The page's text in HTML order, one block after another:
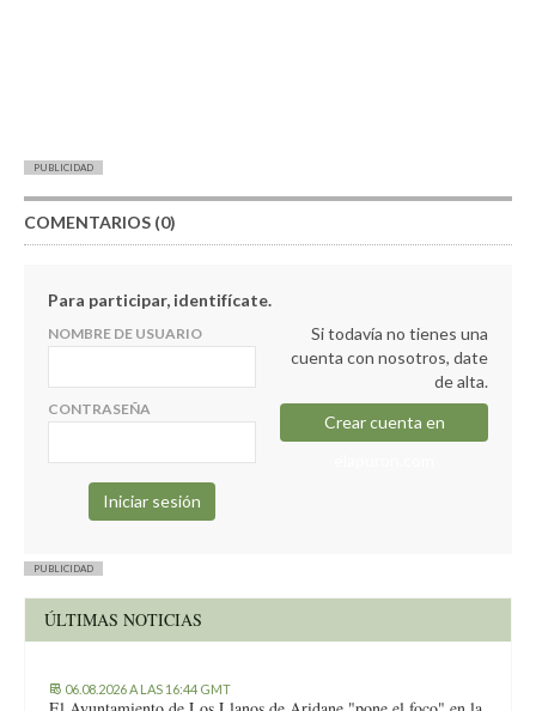
PUBLICIDAD
COMENTARIOS (0)
Para participar, identifícate.
NOMBRE DE USUARIO
CONTRASEÑA
Si todavía no tienes una
cuenta con nosotros, date
de alta.
Crear cuenta en
PUBLICIDAD
ÚLTIMAS NOTICIAS
06.08.2026 A LAS 16:44 GMT